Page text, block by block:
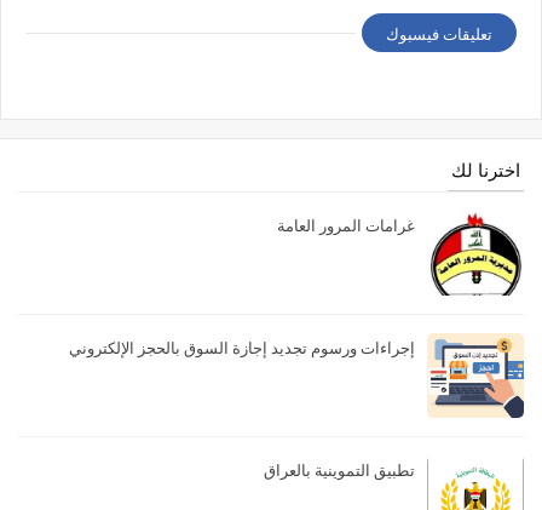
تعليقات فيسبوك
اخترنا لك
غرامات المرور العامة
إجراءات ورسوم تجديد إجازة السوق بالحجز الإلكتروني
تطبيق التموينية بالعراق